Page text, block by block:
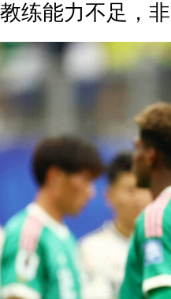
教练能力不足，